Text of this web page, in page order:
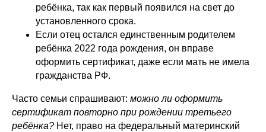
ребёнка, так как первый появился на свет до
установленного срока.
Если отец остался единственным родителем
ребёнка 2022 года рождения, он вправе
оформить сертификат, даже если мать не имела
гражданства РФ.
Часто семьи спрашивают: можно ли оформить
сертификат повторно при рождении третьего
ребёнка? Нет, право на федеральный материнский